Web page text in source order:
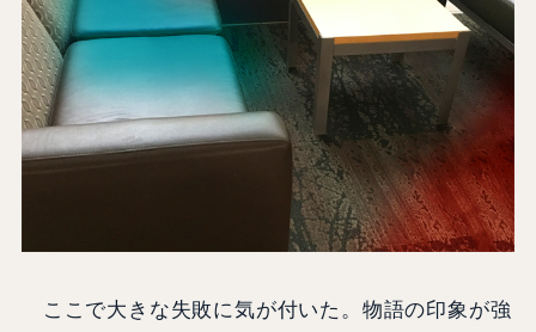
ここで大きな失敗に気が付いた。物語の印象が強